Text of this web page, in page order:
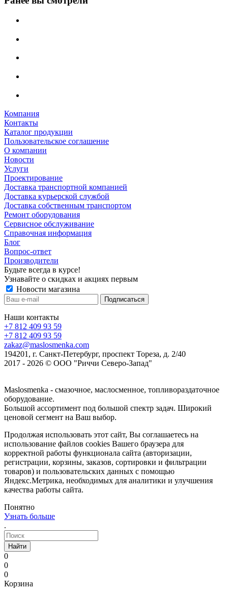
Компания
Контакты
Каталог продукции
Пользовательское соглашение
О компании
Новости
Услуги
Проектирование
Доставка транспортной компанией
Доставка курьерской службой
Доставка собственным транспортом
Ремонт оборудования
Сервисное обслуживание
Справочная информация
Блог
Вопрос-ответ
Производители
Будьте всегда в курсе!
Узнавайте о скидках и акциях первым
Новости магазина
Наши контакты
+7 812 409 93 59
+7 812 409 93 59
zakaz@maslosmenka.com
194201, г. Санкт-Петербург, проспект Тореза, д. 2/40
2017 - 2026 © ООО "Риччи Северо-Запад"
Maslosmenka - смазочное, маслосменное, топливораздаточное
оборудование.
Большой ассортимент под большой спектр задач. Широкий
ценовой сегмент на Ваш выбор.
Продолжая использовать этот сайт, Вы соглашаетесь на
использование файлов cookies Вашего браузера для
корректной работы функционала сайта (авторизации,
регистрации, корзины, заказов, сортировки и фильтрации
товаров) и пользовательских данных с помощью
Яндекс.Метрика, необходимых для аналитики и улучшения
качества работы сайта.
Понятно
Узнать больше
.
Найти
0
0
0
Корзина